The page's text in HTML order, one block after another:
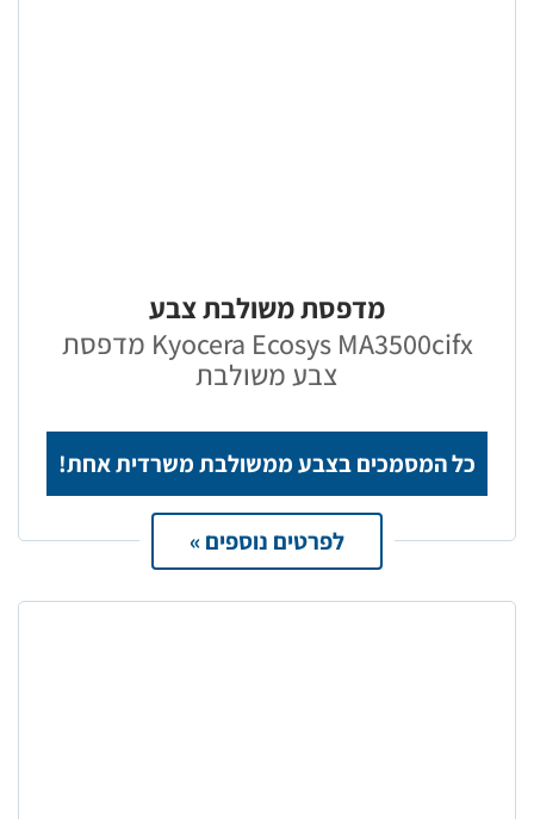
מדפסת משולבת צבע
Kyocera Ecosys MA3500cifx מדפסת
צבע משולבת
כל המסמכים בצבע ממשולבת משרדית אחת!
לפרטים נוספים »